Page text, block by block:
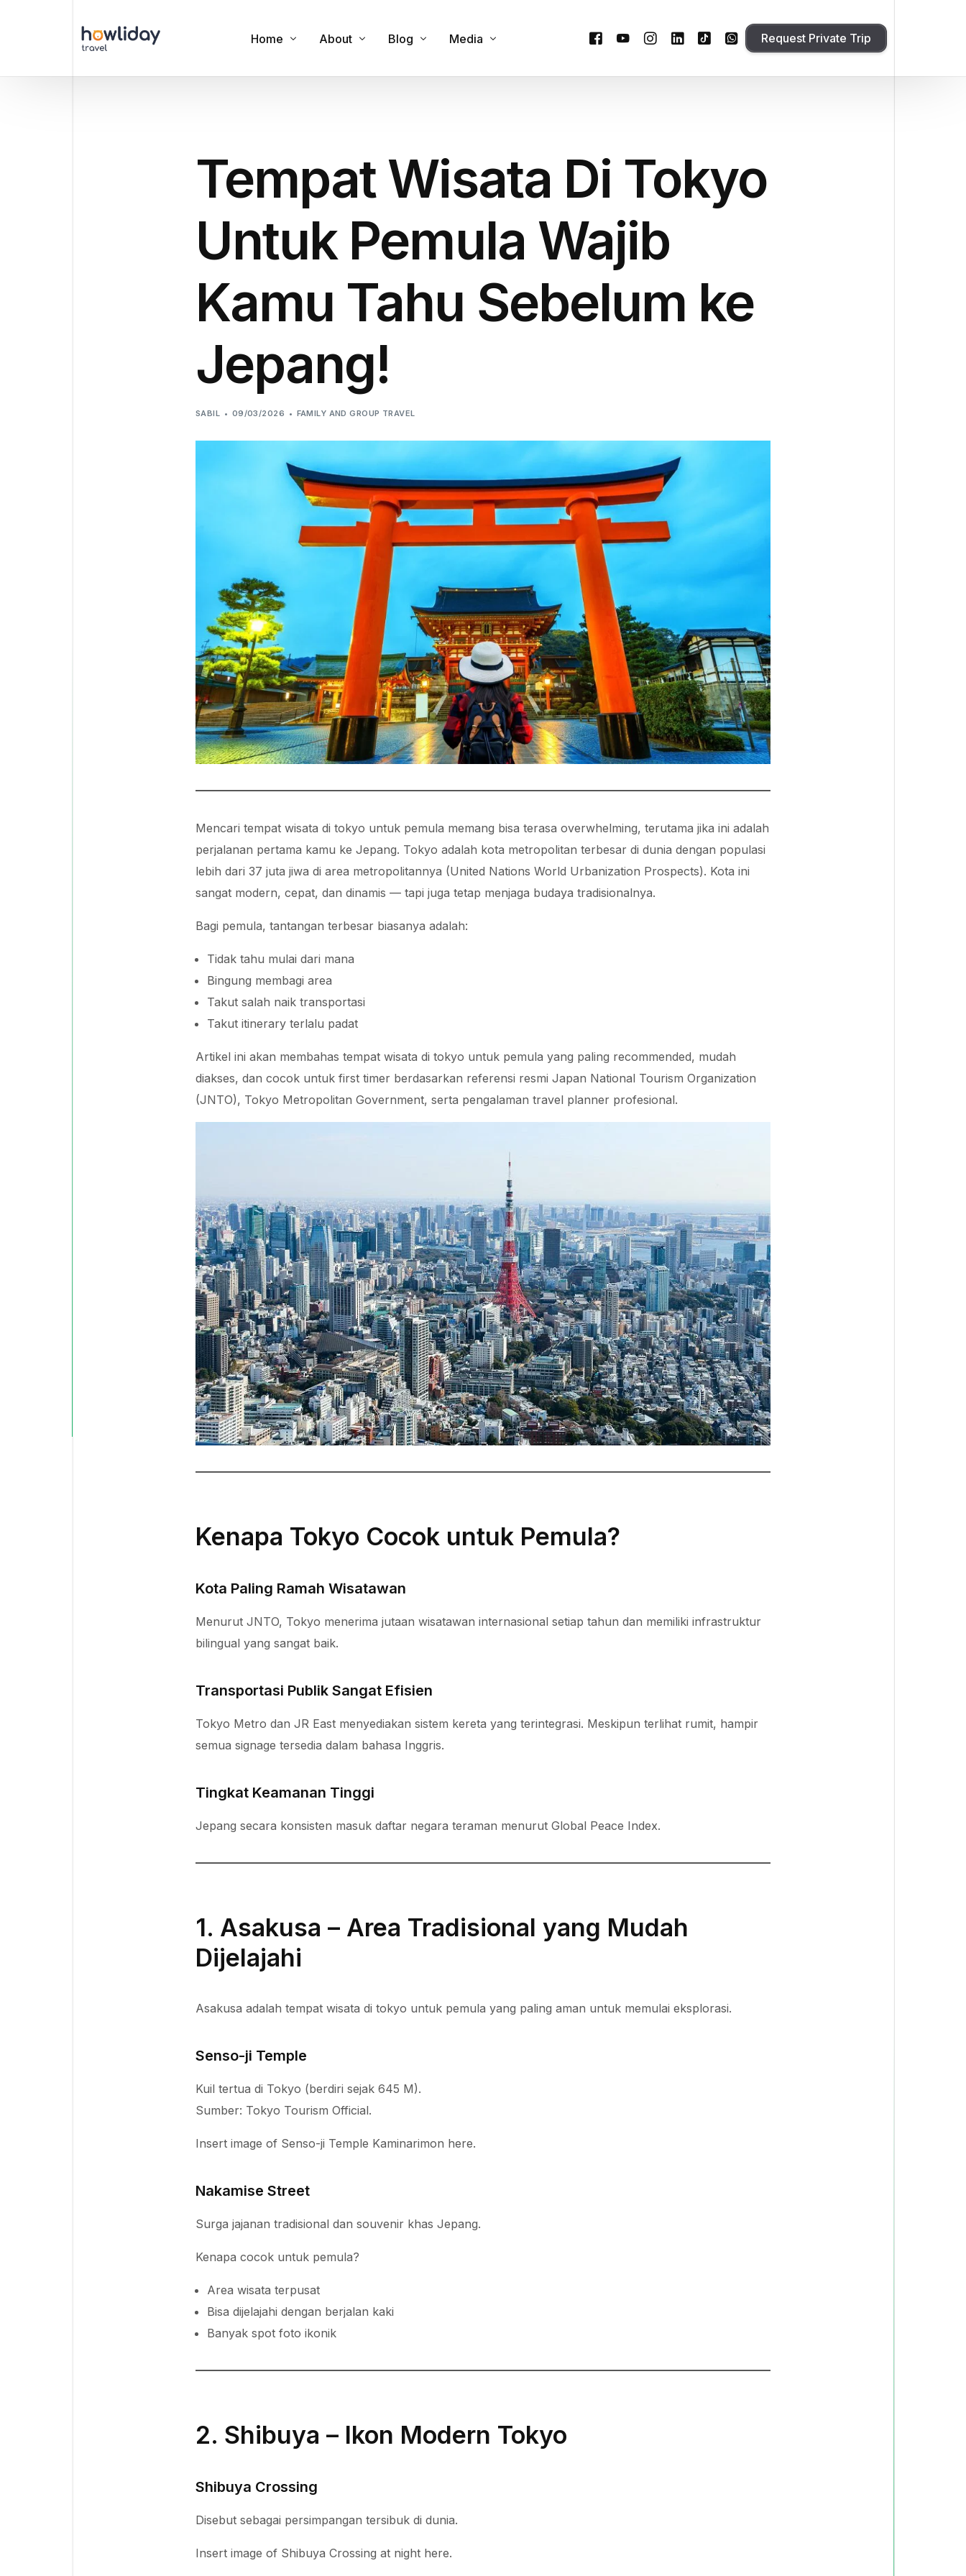
Home
Terms of Use
About
Products
Company Trip
Private Trip
Blog
Family & Group Travel
Food & Culinary Tours
Onsen & Wellness
Outdoor Adventures
Seasonal Attractions
Travel Guides
Media Request Private Trip
Tempat Wisata Di Tokyo
Untuk Pemula Wajib
Kamu Tahu Sebelum ke
Jepang!
SABIL 09/03/2026 FAMILY AND GROUP TRAVEL
Mencari tempat wisata di tokyo untuk pemula memang bisa terasa overwhelming, terutama jika ini adalah
perjalanan pertama kamu ke Jepang. Tokyo adalah kota metropolitan terbesar di dunia dengan populasi
lebih dari 37 juta jiwa di area metropolitannya (United Nations World Urbanization Prospects). Kota ini
sangat modern, cepat, dan dinamis — tapi juga tetap menjaga budaya tradisionalnya.
Bagi pemula, tantangan terbesar biasanya adalah:
Tidak tahu mulai dari mana
Bingung membagi area
Takut salah naik transportasi
Takut itinerary terlalu padat
Artikel ini akan membahas tempat wisata di tokyo untuk pemula yang paling recommended, mudah
diakses, dan cocok untuk first timer berdasarkan referensi resmi Japan National Tourism Organization
(JNTO), Tokyo Metropolitan Government, serta pengalaman travel planner profesional.
Kenapa Tokyo Cocok untuk Pemula?
Kota Paling Ramah Wisatawan
Menurut JNTO, Tokyo menerima jutaan wisatawan internasional setiap tahun dan memiliki infrastruktur
bilingual yang sangat baik.
Transportasi Publik Sangat Efisien
Tokyo Metro dan JR East menyediakan sistem kereta yang terintegrasi. Meskipun terlihat rumit, hampir
semua signage tersedia dalam bahasa Inggris.
Tingkat Keamanan Tinggi
Jepang secara konsisten masuk daftar negara teraman menurut Global Peace Index.
1. Asakusa – Area Tradisional yang Mudah
Dijelajahi
Asakusa adalah tempat wisata di tokyo untuk pemula yang paling aman untuk memulai eksplorasi.
Senso-ji Temple
Kuil tertua di Tokyo (berdiri sejak 645 M).
Sumber: Tokyo Tourism Official.
Insert image of Senso-ji Temple Kaminarimon here.
Nakamise Street
Surga jajanan tradisional dan souvenir khas Jepang.
Kenapa cocok untuk pemula?
Area wisata terpusat
Bisa dijelajahi dengan berjalan kaki
Banyak spot foto ikonik
2. Shibuya – Ikon Modern Tokyo
Shibuya Crossing
Disebut sebagai persimpangan tersibuk di dunia.
Insert image of Shibuya Crossing at night here.